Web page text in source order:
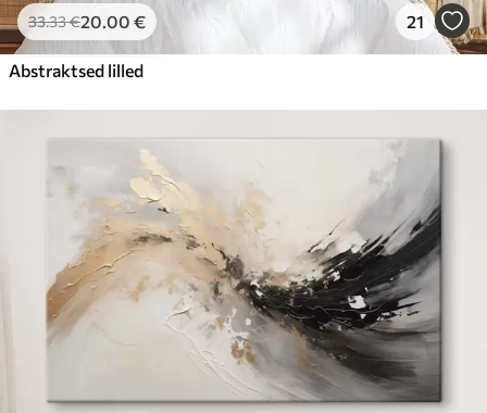
33.33€20.00 € 21
Abstraktsed lilled